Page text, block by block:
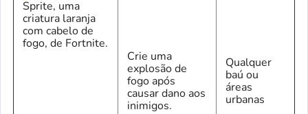
Crie uma
explosão de
fogo após
causar dano aos
inimigos.
Qualquer
baú ou
áreas
urbanas